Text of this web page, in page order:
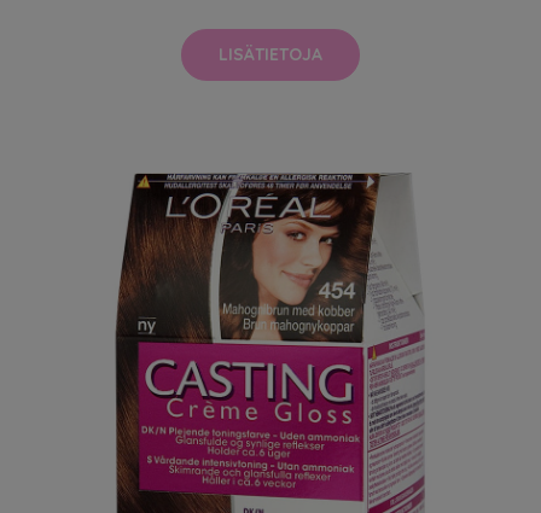
LISÄTIETOJA